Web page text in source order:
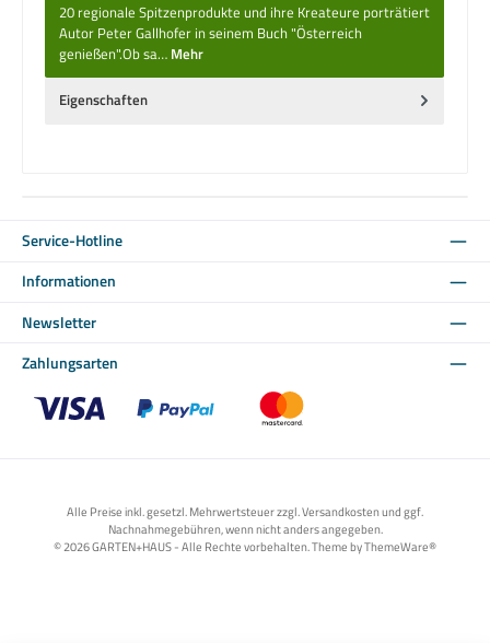
20 regionale Spitzenprodukte und ihre Kreateure porträtiert
Autor Peter Gallhofer in seinem Buch "Österreich
genießen".Ob sa… Mehr
Eigenschaften
Service-Hotline
Informationen
Newsletter
Zahlungsarten
Alle Preise inkl. gesetzl. Mehrwertsteuer zzgl. Versandkosten und ggf.
Nachnahmegebühren, wenn nicht anders angegeben.
© 2026 GARTEN+HAUS - Alle Rechte vorbehalten. Theme byThemeWare®